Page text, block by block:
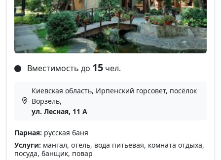
Вместимость до 15 чел.
Киевская область, Ирпенский горсовет, посёлок
Ворзель,
ул. Лесная, 11 А
Парная: русская баня
Услуги: мангал, отель, вода питьевая, комната отдыха,
посуда, банщик, повар